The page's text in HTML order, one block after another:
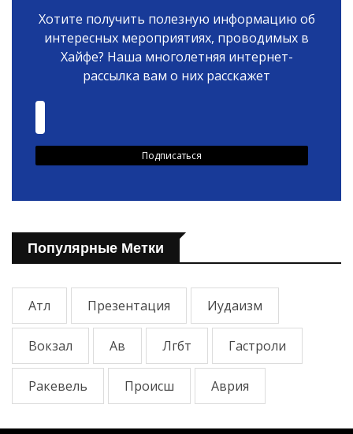
Хотите получить полезную информацию об
интересных мероприятиях, проводимых в
Хайфе? Наша многолетняя интернет-
рассылка вам о них расскажет
Популярные Метки
Атл Презентация Иудаизм
Вокзал Ав Лгбт Гастроли
Ракевель Происш Аврия